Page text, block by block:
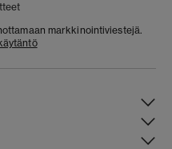
markkinointiviestejä.